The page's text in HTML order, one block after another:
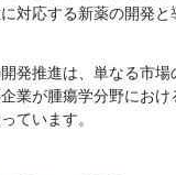
対応する新薬の開発と
発推進は、単なる市場
業が腫瘍学分野におけ
ています。